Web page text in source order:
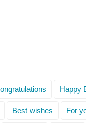
Happy
Best wishes For